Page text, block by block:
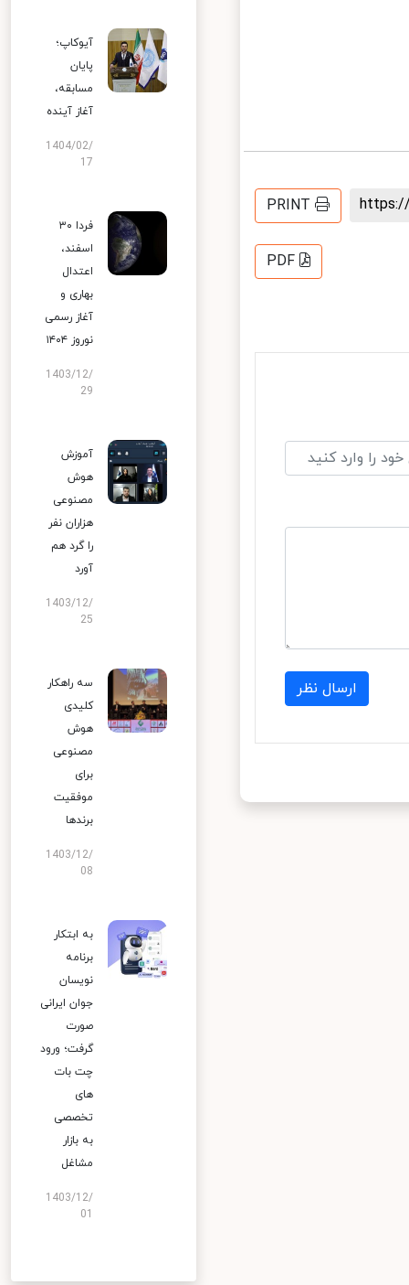
PRINT
PDF
ارسال نظر
آیوکاپ؛
پایان
مسابقه،
آغاز آینده
1404/02/
17
فردا ۳۰
اسفند،
اعتدال
بهاری و
آغاز رسمی
نوروز ۱۴۰۴
1403/12/
29
آموزش
هوش
مصنوعی
هزاران نفر
را گرد هم
آورد
1403/12/
25
سه راهکار
کلیدی
هوش
مصنوعی
برای
موفقیت
برندها
1403/12/
08
به ابتکار
برنامه
نویسان
جوان ایرانی
صورت
گرفت؛ ورود
چت بات
های
تخصصی
به بازار
مشاغل
1403/12/